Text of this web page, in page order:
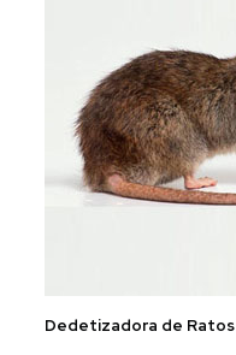
Dedetizadora de Ratos